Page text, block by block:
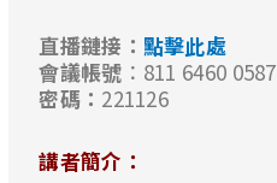
直播鏈接： 點擊此處
會議帳號 ：811 6460 0587
密碼： 221126
講者簡介：